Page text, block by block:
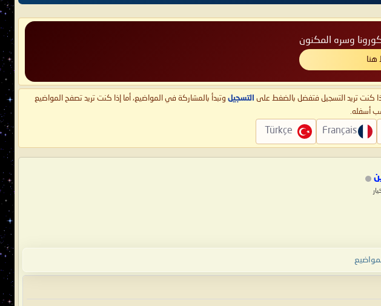
وسره المكنون
هنا
إذا كنت تريد التسجيل فتفضل بالضغط على التسجيل وتبدأ بالمشاركة في المواضيع، أما إذا كنت تريد تصفح المواضيع
أسفله.
Français
Türkçe
المواضيع